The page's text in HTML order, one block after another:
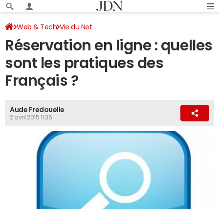
Web & Tech Vie du Net
Réservation en ligne : quelles
sont les pratiques des
Français ?
Aude Fredouelle
2 avril 2015 11:36